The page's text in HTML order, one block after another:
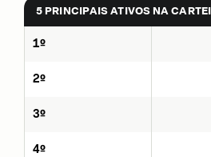
5 PRINCIPAIS ATIVOS NA
1º
2º
3º
4º